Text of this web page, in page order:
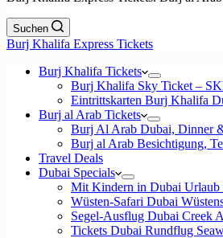
Suchen
Burj Khalifa Express Tickets
Burj Khalifa Tickets
Burj Khalifa Sky Ticket –
Eintrittskarten Burj Khalifa
Burj al Arab Tickets
Burj Al Arab Dubai, Dinner
Burj al Arab Besichtigung,
Travel Deals
Dubai Specials
Mit Kindern in Dubai Urlaub
Wüsten-Safari Dubai
Segel-Ausflug Dubai Creek
Tickets Dubai Rundflug